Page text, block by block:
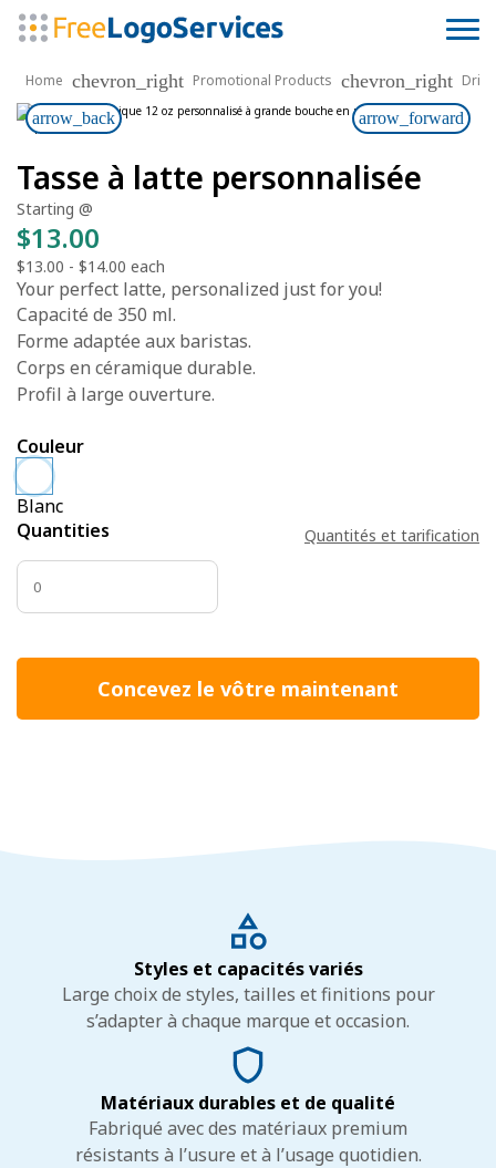
Home chevron_right Promotional Products chevron_right
arrow_back
arrow_forward
Tasse à latte personnalisée
Starting @
$13.00
$13.00 - $14.00 each
Your perfect latte, personalized just for you!
Capacité de 350 ml.
Forme adaptée aux baristas.
Corps en céramique durable.
Profil à large ouverture.
Couleur
Blanc
Quantities
Quantités et tarification
Concevez le vôtre maintenant
Styles et capacités variés
Large choix de styles, tailles et finitions pour
s’adapter à chaque marque et occasion.
Matériaux durables et de qualité
Fabriqué avec des matériaux premium
résistants à l’usure et à l’usage quotidien.